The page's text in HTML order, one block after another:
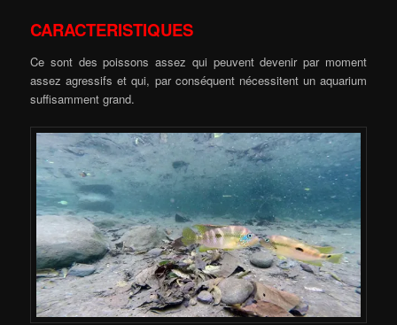
CARACTERISTIQUES
Ce sont des poissons assez qui peuvent devenir par moment
assez agressifs et qui, par conséquent nécessitent un aquarium
suffisamment grand.